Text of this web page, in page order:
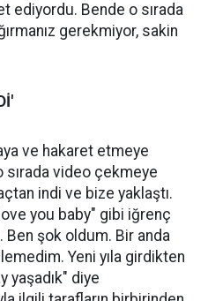
ediyordu. Bende o sırada
gerekmiyor, sakin
ve hakaret etmeye
sırada video çekmeye
indi ve bize yaklaştı.
you baby" gibi iğrenç
Ben şok oldum. Bir anda
Yeni yıla girdikten
yaşadık" diye